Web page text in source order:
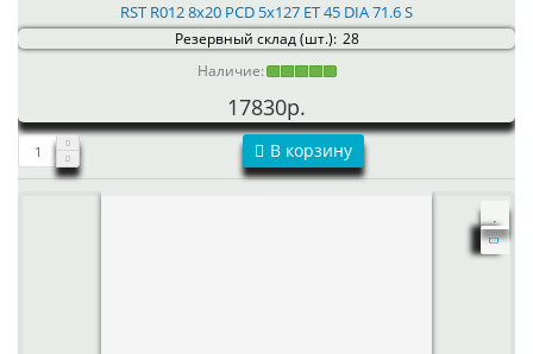
RST R012 8x20 PCD 5x127 ET 45 DIA 71.6 S
Резервный склад (шт.): 28
Наличие:
17830р.
В корзину